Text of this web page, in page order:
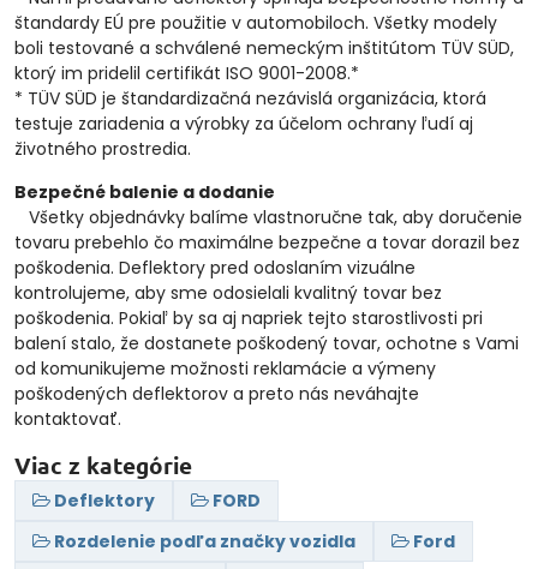
štandardy EÚ pre použitie v automobiloch. Všetky modely
boli testované a schválené nemeckým inštitútom TÜV SÜD,
ktorý im pridelil certifikát ISO 9001-2008.*
* TÜV SÜD je štandardizačná nezávislá organizácia, ktorá
testuje zariadenia a výrobky za účelom ochrany ľudí aj
životného prostredia.
Bezpečné balenie a dodanie
Všetky objednávky balíme vlastnoručne tak, aby doručenie
tovaru prebehlo čo maximálne bezpečne a tovar dorazil bez
poškodenia. Deflektory pred odoslaním vizuálne
kontrolujeme, aby sme odosielali kvalitný tovar bez
poškodenia. Pokiaľ by sa aj napriek tejto starostlivosti pri
balení stalo, že dostanete poškodený tovar, ochotne s Vami
od komunikujeme možnosti reklamácie a výmeny
poškodených deflektorov a preto nás neváhajte
kontaktovať.
Viac z kategórie
Deflektory
FORD
Rozdelenie podľa značky vozidla
Ford